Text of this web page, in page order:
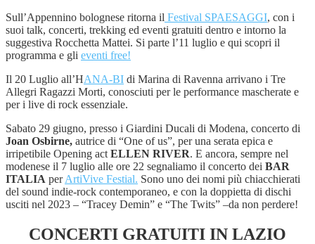
Sull’Appennino bolognese ritorna il Festival SPAESAGGI, con i
suoi talk, concerti, trekking ed eventi gratuiti dentro e intorno la
suggestiva Rocchetta Mattei. Si parte l’11 luglio e qui scopri il
programma e gli eventi free!
Il 20 Luglio all’HANA-BI di Marina di Ravenna arrivano i Tre
Allegri Ragazzi Morti, conosciuti per le performance mascherate e
per i live di rock essenziale.
Sabato 29 giugno, presso i Giardini Ducali di Modena, concerto di
Joan Osbirne, autrice di “One of us”, per una serata epica e
irripetibile Opening act ELLEN RIVER. E ancora, sempre nel
modenese il 7 luglio alle ore 22 segnaliamo il concerto dei BAR
ITALIA perArtiVive Festial. Sono uno dei nomi più chiacchierati
del sound indie-rock contemporaneo, e con la doppietta di dischi
usciti nel 2023 – “Tracey Demin” e “The Twits” –da non perdere!
CONCERTI GRATUITI IN LAZIO